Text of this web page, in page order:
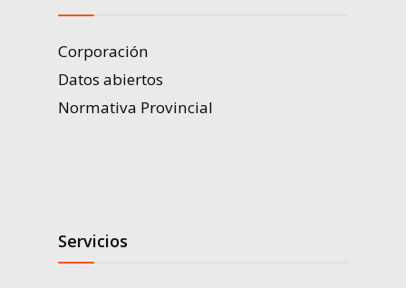
Corporación
Datos abiertos
Normativa Provincial
Servicios